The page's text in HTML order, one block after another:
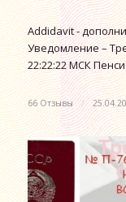
Аddidavit -
Уведомление –
22:22:22 МСК
66 Отзывы /